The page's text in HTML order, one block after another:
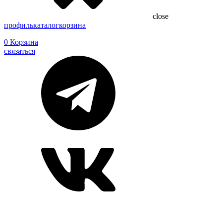
close
профилькаталогкорзина
0 Корзина
связаться